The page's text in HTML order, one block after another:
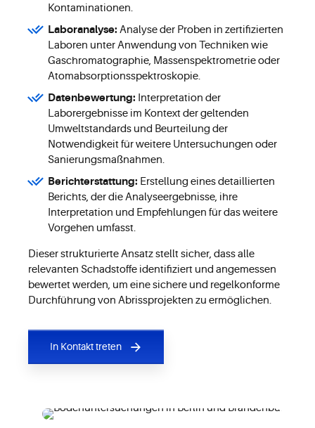
Kontaminationen.
Laboranalyse: Analyse der Proben in zertifizierten
Laboren unter Anwendung von Techniken wie
Gaschromatographie, Massenspektrometrie oder
Atomabsorptionsspektroskopie.
Datenbewertung: Interpretation der
Laborergebnisse im Kontext der geltenden
Umweltstandards und Beurteilung der
Notwendigkeit für weitere Untersuchungen oder
Sanierungsmaßnahmen.
Berichterstattung: Erstellung eines detaillierten
Berichts, der die Analyseergebnisse, ihre
Interpretation und Empfehlungen für das weitere
Vorgehen umfasst.
Dieser strukturierte Ansatz stellt sicher, dass alle
relevanten Schadstoffe identifiziert und angemessen
bewertet werden, um eine sichere und regelkonforme
Durchführung von Abrissprojekten zu ermöglichen.
In Kontakt treten